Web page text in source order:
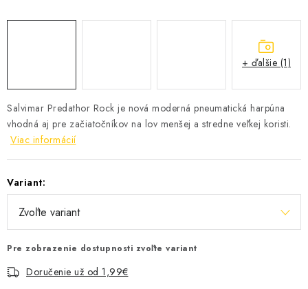
Salvimar Predathor Rock je nová moderná pneumatická harpúna
vhodná aj pre začiatočníkov na lov menšej a stredne veľkej koristi.
Viac informácií
Variant:
Pre zobrazenie dostupnosti zvoľte variant
Doručenie už od 1,99€
+ ďalšie (1)